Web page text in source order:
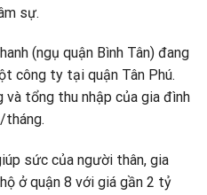
sự.
(ngụ quận Bình Tân) đang
công ty tại quận Tân Phú.
và tổng thu nhập của gia đình
tháng.
sức của người thân, gia
ở quận 8 với giá gần 2 tỷ